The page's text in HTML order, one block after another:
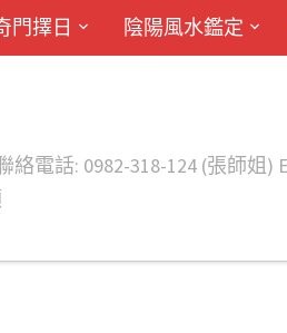
門擇日 陰陽風水鑑定
話: 0982-318-124 (張師姐)